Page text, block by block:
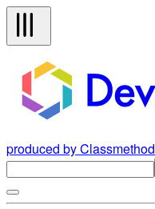
produced by Classmethod